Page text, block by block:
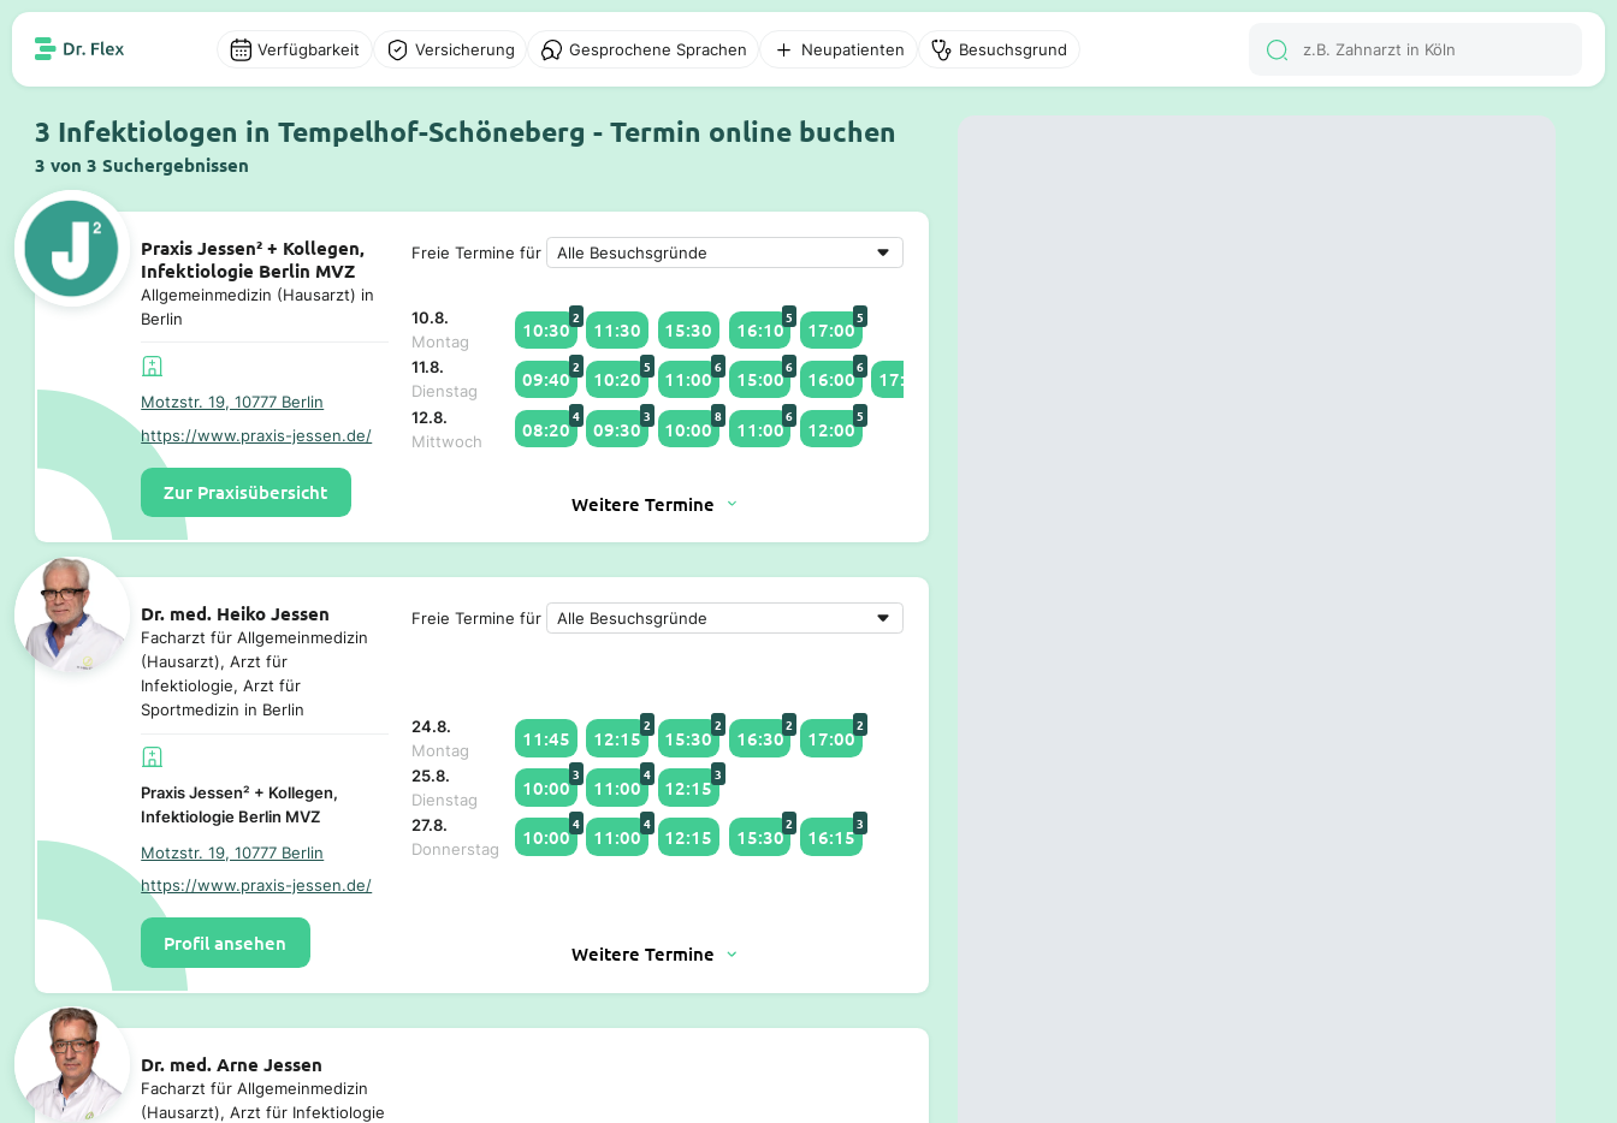
Verfügbarkeit Versicherung Gesprochene Sprachen Neupatienten Besuchsgrund
3 Infektiologen in Tempelhof-Schöneberg - Termin online buchen
3 von 3 Suchergebnissen
Praxis Jessen² + Kollegen,
Infektiologie Berlin MVZ
Allgemeinmedizin (Hausarzt) in
Berlin
Motzstr. 19, 10777 Berlin
https://www.praxis-jessen.de/
Zur Praxisübersicht
Freie Termine für
10.8.
Montag
10:30
2
11:30 15:30 16:10
5
17:00
5
11.8.
Dienstag
09:40
2
10:20
5
11:00
6
15:00
6
16:00
6
17:30
12.8.
Mittwoch
08:20
4
09:30
3
10:00
8
11:00
6
12:00
5
Weitere Termine
Dr. med. Heiko Jessen
Facharzt für Allgemeinmedizin
(Hausarzt), Arzt für
Infektiologie, Arzt für
Sportmedizin in Berlin
Praxis Jessen² + Kollegen,
Infektiologie Berlin MVZ
Motzstr. 19, 10777 Berlin
https://www.praxis-jessen.de/
Profil ansehen
Freie Termine für
24.8.
Montag
11:45 12:15
2
15:30
2
16:30
2
17:00
2
25.8.
Dienstag
10:00
3
11:00
4
12:15
3
27.8.
Donnerstag
10:00
4
11:00
4
12:15 15:30
2
16:15
3
Weitere Termine
Dr. med. Arne Jessen
Facharzt für Allgemeinmedizin
(Hausarzt), Arzt für Infektiologie